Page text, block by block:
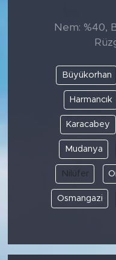
Nem: %40,
Büyükorhan
Harmancık
Karacabey
Mudanya
Nilüfer
Osmangazi